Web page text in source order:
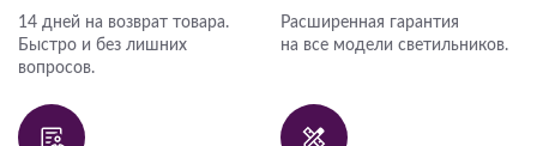
14 дней на возврат товара.
Быстро и без лишних
вопросов.
Расширенная гарантия
на все модели светильников.